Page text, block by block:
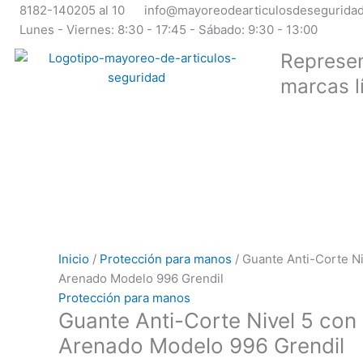
contenido
8182-140205 al 10
Lunes - Viernes: 8:30 - 17:45 - Sábado: 9:30 - 13:00
marcas
Inicio / Protección para manos / Guante Anti-Corte
Arenado Modelo 996 Grendil
Protección para manos
Guante Anti-Corte Nivel 5 con
Arenado Modelo 996 Grendil